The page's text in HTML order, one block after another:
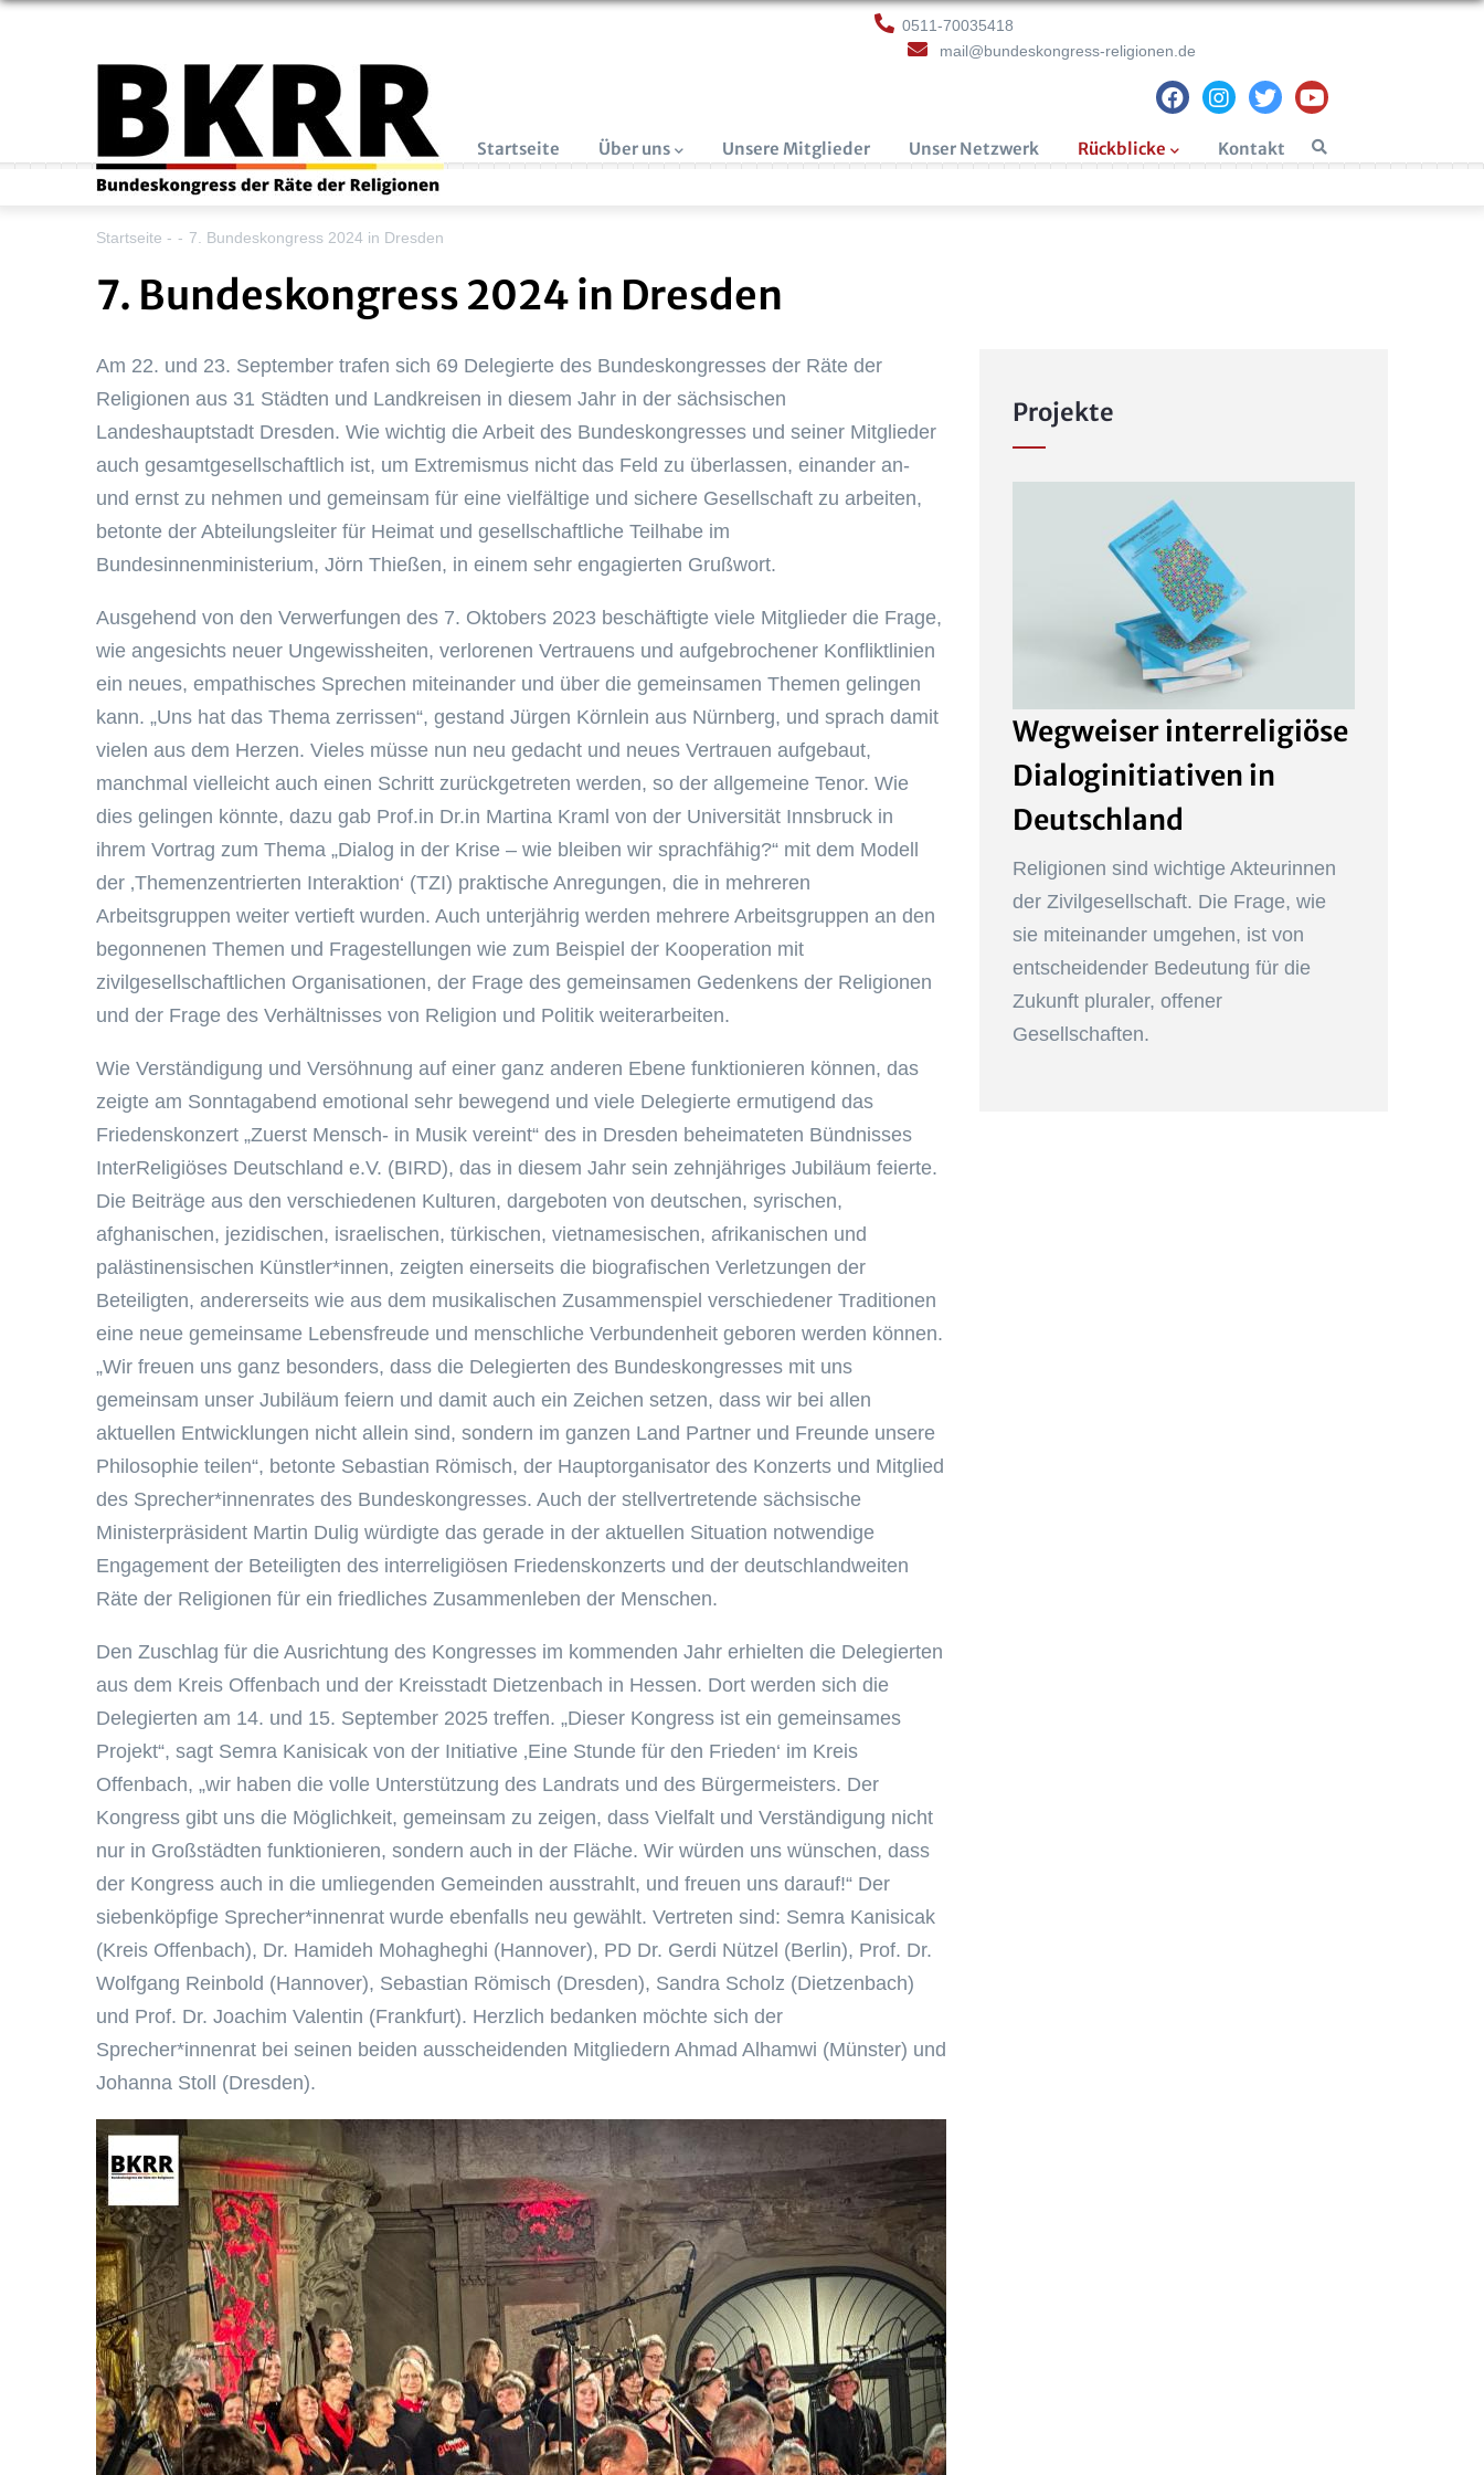
0511-70035418
mail@bundeskongress-religionen.de
Startseite Über uns Unsere Mitglieder Unser Netzwerk Rückblicke Kontakt
Startseite - - 7. Bundeskongress 2024 in Dresden
7. Bundeskongress 2024 in Dresden
Am 22. und 23. September trafen sich 69 Delegierte des Bundeskongresses der Räte der
Religionen aus 31 Städten und Landkreisen in diesem Jahr in der sächsischen
Landeshauptstadt Dresden. Wie wichtig die Arbeit des Bundeskongresses und seiner Mitglieder
auch gesamtgesellschaftlich ist, um Extremismus nicht das Feld zu überlassen, einander an-
und ernst zu nehmen und gemeinsam für eine vielfältige und sichere Gesellschaft zu arbeiten,
betonte der Abteilungsleiter für Heimat und gesellschaftliche Teilhabe im
Bundesinnenministerium, Jörn Thießen, in einem sehr engagierten Grußwort.
Ausgehend von den Verwerfungen des 7. Oktobers 2023 beschäftigte viele Mitglieder die Frage,
wie angesichts neuer Ungewissheiten, verlorenen Vertrauens und aufgebrochener Konfliktlinien
ein neues, empathisches Sprechen miteinander und über die gemeinsamen Themen gelingen
kann. „Uns hat das Thema zerrissen“, gestand Jürgen Körnlein aus Nürnberg, und sprach damit
vielen aus dem Herzen. Vieles müsse nun neu gedacht und neues Vertrauen aufgebaut,
manchmal vielleicht auch einen Schritt zurückgetreten werden, so der allgemeine Tenor. Wie
dies gelingen könnte, dazu gab Prof.in Dr.in Martina Kraml von der Universität Innsbruck in
ihrem Vortrag zum Thema „Dialog in der Krise – wie bleiben wir sprachfähig?“ mit dem Modell
der ‚Themenzentrierten Interaktion‘ (TZI) praktische Anregungen, die in mehreren
Arbeitsgruppen weiter vertieft wurden. Auch unterjährig werden mehrere Arbeitsgruppen an den
begonnenen Themen und Fragestellungen wie zum Beispiel der Kooperation mit
zivilgesellschaftlichen Organisationen, der Frage des gemeinsamen Gedenkens der Religionen
und der Frage des Verhältnisses von Religion und Politik weiterarbeiten.
Wie Verständigung und Versöhnung auf einer ganz anderen Ebene funktionieren können, das
zeigte am Sonntagabend emotional sehr bewegend und viele Delegierte ermutigend das
Friedenskonzert „Zuerst Mensch- in Musik vereint“ des in Dresden beheimateten Bündnisses
InterReligiöses Deutschland e.V. (BIRD), das in diesem Jahr sein zehnjähriges Jubiläum feierte.
Die Beiträge aus den verschiedenen Kulturen, dargeboten von deutschen, syrischen,
afghanischen, jezidischen, israelischen, türkischen, vietnamesischen, afrikanischen und
palästinensischen Künstler*innen, zeigten einerseits die biografischen Verletzungen der
Beteiligten, andererseits wie aus dem musikalischen Zusammenspiel verschiedener Traditionen
eine neue gemeinsame Lebensfreude und menschliche Verbundenheit geboren werden können.
„Wir freuen uns ganz besonders, dass die Delegierten des Bundeskongresses mit uns
gemeinsam unser Jubiläum feiern und damit auch ein Zeichen setzen, dass wir bei allen
aktuellen Entwicklungen nicht allein sind, sondern im ganzen Land Partner und Freunde unsere
Philosophie teilen“, betonte Sebastian Römisch, der Hauptorganisator des Konzerts und Mitglied
des Sprecher*innenrates des Bundeskongresses. Auch der stellvertretende sächsische
Ministerpräsident Martin Dulig würdigte das gerade in der aktuellen Situation notwendige
Engagement der Beteiligten des interreligiösen Friedenskonzerts und der deutschlandweiten
Räte der Religionen für ein friedliches Zusammenleben der Menschen.
Den Zuschlag für die Ausrichtung des Kongresses im kommenden Jahr erhielten die Delegierten
aus dem Kreis Offenbach und der Kreisstadt Dietzenbach in Hessen. Dort werden sich die
Delegierten am 14. und 15. September 2025 treffen. „Dieser Kongress ist ein gemeinsames
Projekt“, sagt Semra Kanisicak von der Initiative ‚Eine Stunde für den Frieden‘ im Kreis
Offenbach, „wir haben die volle Unterstützung des Landrats und des Bürgermeisters. Der
Kongress gibt uns die Möglichkeit, gemeinsam zu zeigen, dass Vielfalt und Verständigung nicht
nur in Großstädten funktionieren, sondern auch in der Fläche. Wir würden uns wünschen, dass
der Kongress auch in die umliegenden Gemeinden ausstrahlt, und freuen uns darauf!“ Der
siebenköpfige Sprecher*innenrat wurde ebenfalls neu gewählt. Vertreten sind: Semra Kanisicak
(Kreis Offenbach), Dr. Hamideh Mohagheghi (Hannover), PD Dr. Gerdi Nützel (Berlin), Prof. Dr.
Wolfgang Reinbold (Hannover), Sebastian Römisch (Dresden), Sandra Scholz (Dietzenbach)
und Prof. Dr. Joachim Valentin (Frankfurt). Herzlich bedanken möchte sich der
Sprecher*innenrat bei seinen beiden ausscheidenden Mitgliedern Ahmad Alhamwi (Münster) und
Johanna Stoll (Dresden).
Projekte
Wegweiser interreligiöse
Dialoginitiativen in
Deutschland
Religionen sind wichtige Akteurinnen
der Zivilgesellschaft. Die Frage, wie
sie miteinander umgehen, ist von
entscheidender Bedeutung für die
Zukunft pluraler, offener
Gesellschaften.